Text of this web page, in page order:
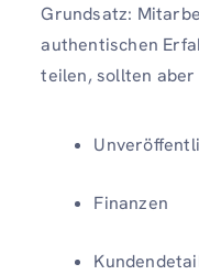
Grundsatz:
authentischen
teilen, sollten
Finanzen